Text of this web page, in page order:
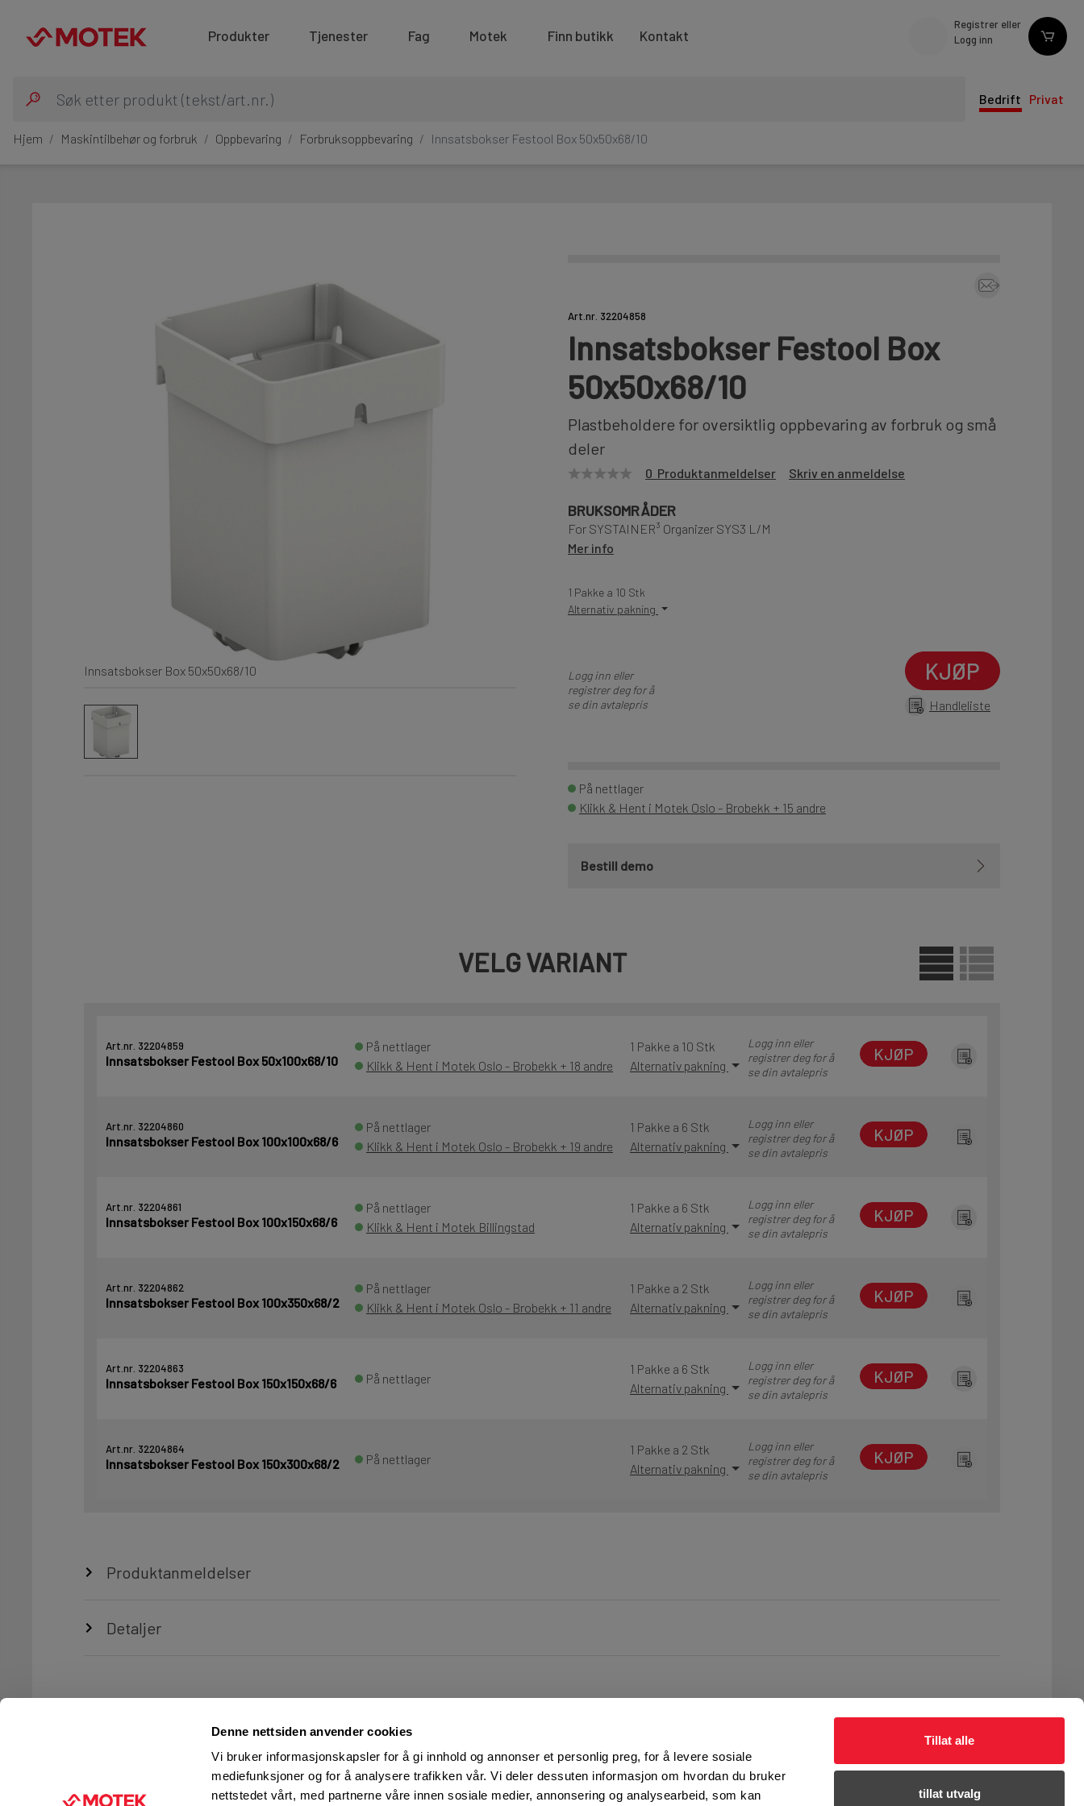
Denne nettsiden anvender cookies
Vi bruker informasjonskapsler for å gi innhold og annonser et personlig preg, for å levere sosiale
mediefunksjoner og for å analysere trafikken vår. Vi deler dessuten informasjon om hvordan du bruker
nettstedet vårt, med partnerne våre innen sosiale medier, annonsering og analysearbeid, som kan
Tillat alle
tillat utvalg
Produkter Tjenester Fag Motek Finn butikk Kontakt
Registrer eller
Logg inn
Bedrift Privat
Hjem Maskintilbehør og forbruk Oppbevaring Forbruksoppbevaring Innsatsbokser Festool Box 50x50x68/10
Innsatsbokser Box 50x50x68/10
Art.nr. 32204858
Innsatsbokser Festool Box
50x50x68/10
Plastbeholdere for oversiktlig oppbevaring av forbruk og små
deler
0 Produktanmeldelser Skriv en anmeldelse
BRUKSOMRÅDER
For SYSTAINER³ Organizer SYS3 L/M
Mer info
1 Pakke a 10 Stk
Alternativ pakning
Logg inn eller
registrer deg for å
se din avtalepris
KJØP
Handleliste
På nettlager
Klikk & Hent i Motek Oslo - Brobekk + 15 andre
Bestill demo
VELG VARIANT
Art.nr. 32204859
Innsatsbokser Festool Box 50x100x68/10
På nettlager
Klikk & Hent i Motek Oslo - Brobekk + 18 andre
1 Pakke a 10 Stk
Alternativ pakning
Logg inn eller
registrer deg for å
se din avtalepris
KJØP
Art.nr. 32204860
Innsatsbokser Festool Box 100x100x68/6
På nettlager
Klikk & Hent i Motek Oslo - Brobekk + 19 andre
1 Pakke a 6 Stk
Alternativ pakning
Logg inn eller
registrer deg for å
se din avtalepris
KJØP
Art.nr. 32204861
Innsatsbokser Festool Box 100x150x68/6
På nettlager
Klikk & Hent i Motek Billingstad
1 Pakke a 6 Stk
Alternativ pakning
Logg inn eller
registrer deg for å
se din avtalepris
KJØP
Art.nr. 32204862
Innsatsbokser Festool Box 100x350x68/2
På nettlager
Klikk & Hent i Motek Oslo - Brobekk + 11 andre
1 Pakke a 2 Stk
Alternativ pakning
Logg inn eller
registrer deg for å
se din avtalepris
KJØP
Art.nr. 32204863
Innsatsbokser Festool Box 150x150x68/6 På nettlager
1 Pakke a 6 Stk
Alternativ pakning
Logg inn eller
registrer deg for å
se din avtalepris
KJØP
Art.nr. 32204864
Innsatsbokser Festool Box 150x300x68/2 På nettlager
1 Pakke a 2 Stk
Alternativ pakning
Logg inn eller
registrer deg for å
se din avtalepris
KJØP
Produktanmeldelser
Detaljer
TJENESTER FØLG OSS PÅ KUNDESERVICE: